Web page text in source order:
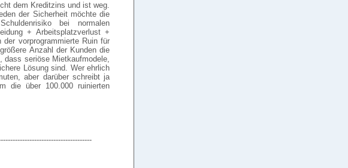
dem Kreditzins und ist weg.
der Sicherheit möchte die
bei normalen
+ Arbeitsplatzverlust +
der vorprogrammierte Ruin für
Anzahl der Kunden die
dass seriöse Mietkaufmodele,
Lösung sind. Wer ehrlich
aber darüber schreibt ja
die über 100.000 ruinierten